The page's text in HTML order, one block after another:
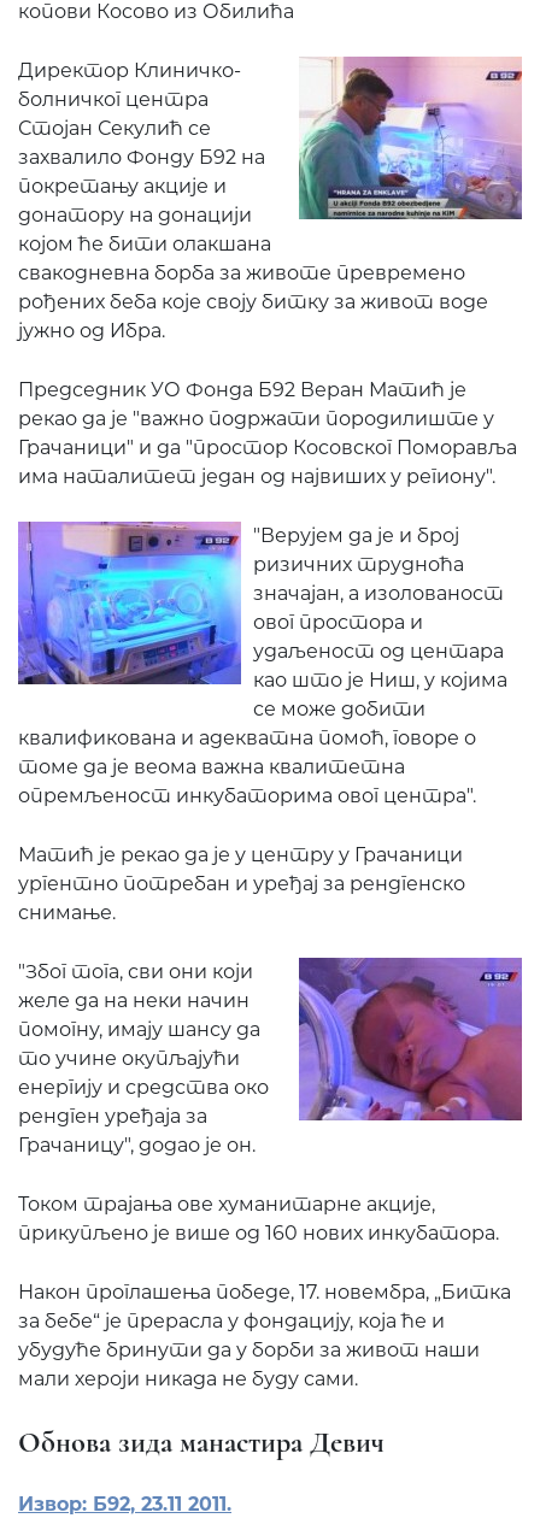
копови Косово из Обилића
Директор Клиничко-
болничког центра
Стојан Секулић се
захвалило Фонду Б92 на
покретању акције и
донатору на донацији
којом ће бити олакшана
свакодневна борба за животе превремено
рођених беба које своју битку за живот воде
јужно од Ибра.
Председник УО Фонда Б92 Веран Матић је
рекао да је "важно подржати породилиште у
Грачаници" и да "простор Косовског Поморавља
има наталитет један од највиших у региону".
"Верујем да је и број
ризичних трудноћа
значајан, а изолованост
овог простора и
удаљеност од центара
као што је Ниш, у којима
се може добити
квалификована и адекватна помоћ, говоре о
томе да је веома важна квалитетна
опремљеност инкубаторима овог центра".
Матић је рекао да је у центру у Грачаници
ургентно потребан и уређај за рендгенско
снимање.
"Због тога, сви они који
желе да на неки начин
помогну, имају шансу да
то учине окупљајући
енергију и средства око
рендген уређаја за
Грачаницу", додао је он.
Током трајања ове хуманитарне акције,
прикупљено је више од 160 нових инкубатора.
Након проглашења победе, 17. новембра, „Битка
за бебе“ је прерасла у фондацију, која ће и
убудуће бринути да у борби за живот наши
мали хероји никада не буду сами.
Обнова зида манастира Девич
Извор: Б92, 23.11 2011.